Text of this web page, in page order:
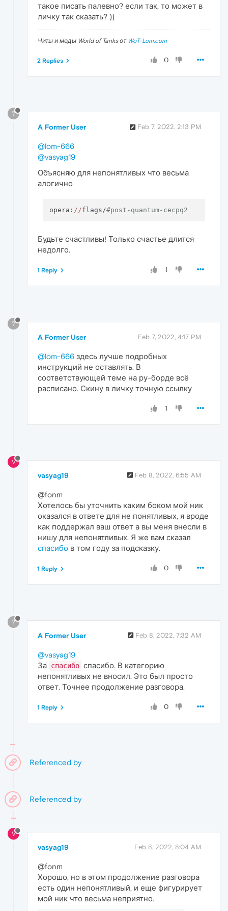
такое писать палевно? если так, то может в
личку так сказать? ))
Читы и моды World of Tanks от WoT-Lom.com
0
2 Replies
?
A Former User Feb 7, 2022, 2:13 PM
@lom-666
@vasyag19
Объясняю для непонятливых что весьма
алогично
opera: //flags/#post-quantum-cecpq2
Будьте счастливы! Только счастье длится
недолго.
1
1 Reply
?
A Former User Feb 7, 2022, 4:17 PM
@lom-666 здесь лучше подробных
инструкций не оставлять. В
соответствующей теме на ру-борде всё
расписано. Скину в личку точную ссылку
1
V
vasyag19 Feb 8, 2022, 6:55 AM
@fonm
Хотелось бы уточнить каким боком мой ник
оказался в ответе для не понятливых, я вроде
как поддержал ваш ответ а вы меня внесли в
нишу для непонятливых. Я же вам сказал
спасибо в том году за подсказку.
0
1 Reply
?
A Former User Feb 8, 2022, 7:32 AM
@vasyag19
За спасибо спасибо. В категорию
непонятливых не вносил. Это был просто
ответ. Точнее продолжение разговора.
0
1 Reply
Referenced by
Referenced by
V
vasyag19 Feb 8, 2022, 8:04 AM
@fonm
Хорошо, но в этом продолжение разговора
есть один непонятливый, и еще фигурирует
мой ник что весьма неприятно.